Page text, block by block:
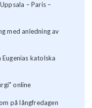
– Paris –
med anledning av
katolska
online
på långfredagen